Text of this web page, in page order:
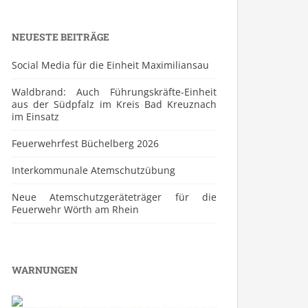
NEUESTE BEITRÄGE
Social Media für die Einheit Maximiliansau
Waldbrand: Auch Führungskräfte-Einheit
aus der Südpfalz im Kreis Bad Kreuznach
im Einsatz
Feuerwehrfest Büchelberg 2026
⁠Interkommunale Atemschutzübung
Neue Atemschutzgeräteträger für die
Feuerwehr Wörth am Rhein
WARNUNGEN